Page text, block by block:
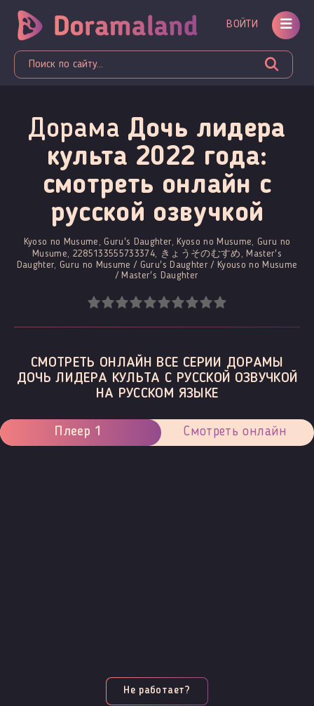
ВОЙТИ
Дорама Дочь лидера
культа 2022 года:
смотреть онлайн c
русской озвучкой
Kyoso no Musume, Guru's Daughter, Kyoso no Musume, Guru no
Musume, 2285133555733374, きょうそのむすめ, Master's
Daughter, Guru no Musume / Guru's Daughter / Kyouso no Musume
/ Master's Daughter
СМОТРЕТЬ ОНЛАЙН ВСЕ СЕРИИ ДОРАМЫ
ДОЧЬ ЛИДЕРА КУЛЬТА С РУССКОЙ ОЗВУЧКОЙ
НА РУССКОМ ЯЗЫКЕ
Плеер 1 Смотреть онлайн
Не работает?